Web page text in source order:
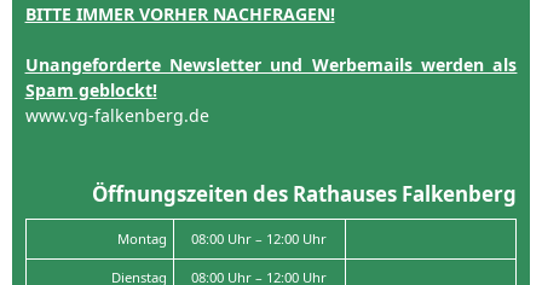
BITTE IMMER VORHER NACHFRAGEN!
Unangeforderte Newsletter und Werbemails werden als
Spam geblockt!
www.vg-falkenberg.de
Öffnungszeiten des Rathauses Falkenberg
Montag 08:00 Uhr – 12:00 Uhr
Dienstag 08:00 Uhr – 12:00 Uhr